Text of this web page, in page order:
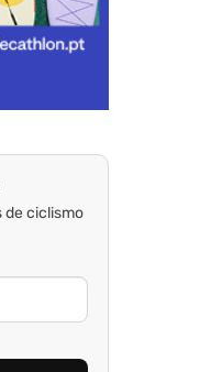
de ciclismo